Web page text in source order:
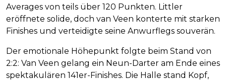
Averages von teils über 120 Punkten. Littler
eröffnete solide, doch van Veen konterte mit starken
Finishes und verteidigte seine Anwurflegs souverän.
Der emotionale Höhepunkt folgte beim Stand von
2:2: Van Veen gelang ein Neun-Darter am Ende eines
spektakulären 141er-Finishes. Die Halle stand Kopf,